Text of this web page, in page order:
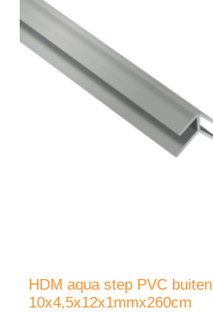
HDM aqua step PVC
10x4,5x12x1mmx260cm